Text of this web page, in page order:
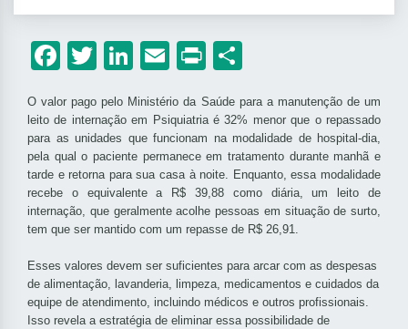
Facebook
Twitter
LinkedIn
Email
Print
O valor pago pelo Ministério da Saúde para a manutenção de um
leito de internação em Psiquiatria é 32% menor que o repassado
para as unidades que funcionam na modalidade de hospital-dia,
pela qual o paciente permanece em tratamento durante manhã e
tarde e retorna para sua casa à noite. Enquanto, essa modalidade
recebe o equivalente a R$ 39,88 como diária, um leito de
internação, que geralmente acolhe pessoas em situação de surto,
tem que ser mantido com um repasse de R$ 26,91.
Esses valores devem ser suficientes para arcar com as despesas
de alimentação, lavanderia, limpeza, medicamentos e cuidados da
equipe de atendimento, incluindo médicos e outros profissionais.
Isso revela a estratégia de eliminar essa possibilidade de